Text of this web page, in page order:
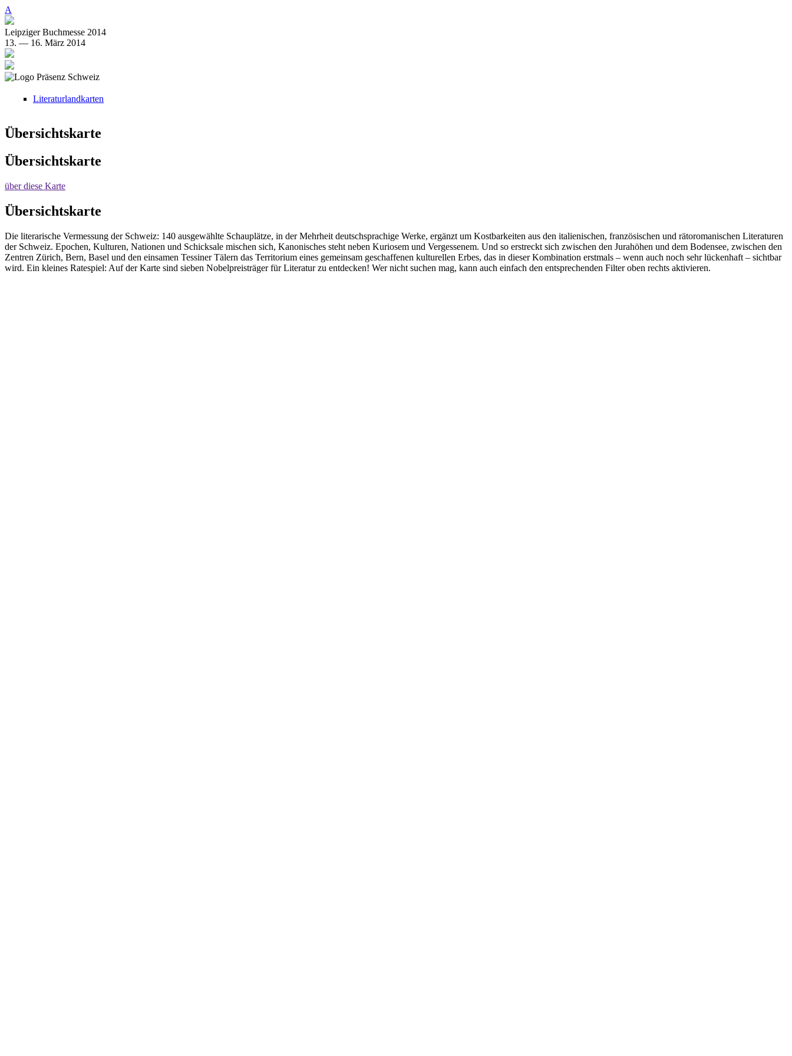
Direkt zum Inhalt
A
Leipziger Buchmesse 2014
13. — 16. März 2014
Literaturlandkarten
Übersichtskarte
Übersichtskarte
über diese Karte
Übersichtskarte
Die literarische Vermessung der Schweiz: 140 ausgewählte Schauplätze, in der Mehrheit deutschsprachige Werke, ergänzt um Kostbarkeiten aus den italienischen, französischen und rätoromanischen Literaturen
der Schweiz. Epochen, Kulturen, Nationen und Schicksale mischen sich, Kanonisches steht neben Kuriosem und Vergessenem. Und so erstreckt sich zwischen den Jurahöhen und dem Bodensee, zwischen den
Zentren Zürich, Bern, Basel und den einsamen Tessiner Tälern das Territorium eines gemeinsam geschaffenen kulturellen Erbes, das in dieser Kombination erstmals – wenn auch noch sehr lückenhaft – sichtbar
wird. Ein kleines Ratespiel: Auf der Karte sind sieben Nobelpreisträger für Literatur zu entdecken! Wer nicht suchen mag, kann auch einfach den entsprechenden Filter oben rechts aktivieren.